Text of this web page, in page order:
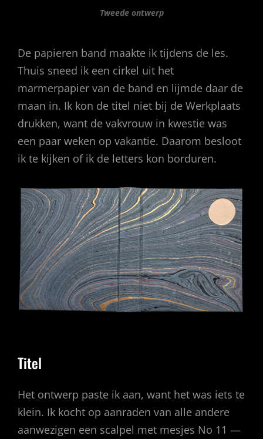
Tweede ontwerp
De papieren band maakte ik tijdens de les.
Thuis sneed ik een cirkel uit het
marmerpapier van de band en lijmde daar de
maan in. Ik kon de titel niet bij de Werkplaats
drukken, want de vakvrouw in kwestie was
een paar weken op vakantie. Daarom besloot
ik te kijken of ik de letters kon borduren.
Titel
Het ontwerp paste ik aan, want het was iets te
klein. Ik kocht op aanraden van alle andere
aanwezigen een scalpel met mesjes No 11 —